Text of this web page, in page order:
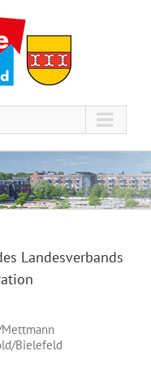
Landesverbands
Mettmann
Bielefeld